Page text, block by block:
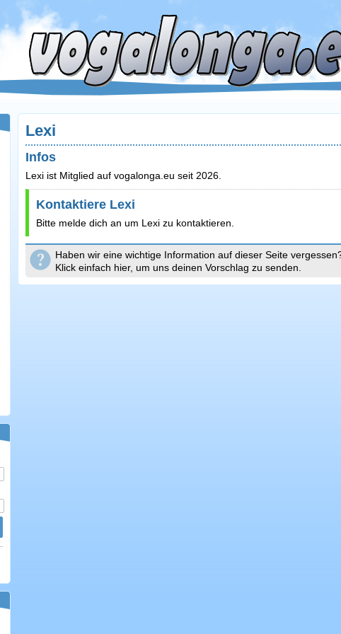
Lexi
Infos
Lexi ist Mitglied auf vogalonga.eu seit 2026.
Kontaktiere Lexi
Bitte melde dich an um Lexi zu kontaktieren.
Haben wir eine wichtige Information auf dieser Seite
Klick einfach hier, um uns deinen Vorschlag zu senden.